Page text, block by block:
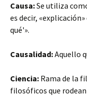
Causa:Se utiliza
es decir,
qué'».
Causalidad:Aquello
Ciencia: Rama de la
filosóficos que